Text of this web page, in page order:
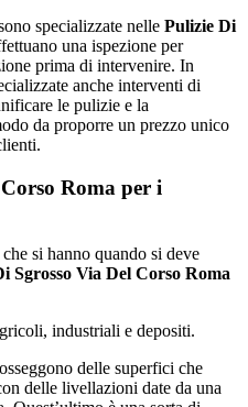
specializzate nelle Pulizie Di
una ispezione per
prima di intervenire. In
anche interventi di
le pulizie e la
da proporre un prezzo unico
Roma per i
si hanno quando si deve
Sgrosso Via Del Corso Roma
industriali e depositi.
delle superfici che
delle livellazioni date da una